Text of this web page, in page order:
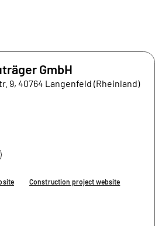
GmbH
9, 40764 Langenfeld (Rheinland)
Construction project website